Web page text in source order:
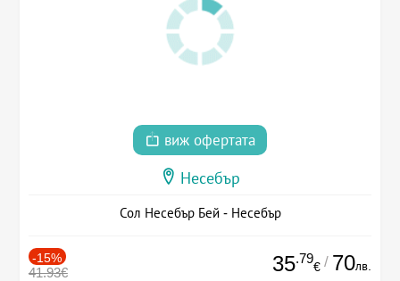
виж офертата
Несебър
Сол Несебър Бей - Несебър
-15%
41.93€ 35.79
€ / 70лв.